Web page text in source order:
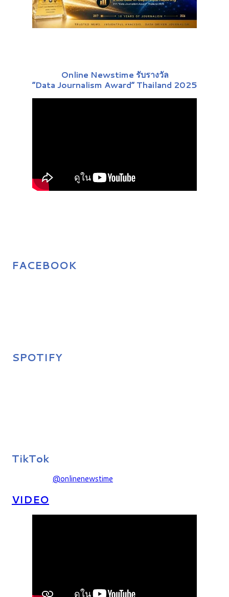
Online Newstime รับรางวัล
“Data Journalism Award” Thailand 2025
FACEBOOK
SPOTIFY
TikTok
@onlinenewstime
VIDEO